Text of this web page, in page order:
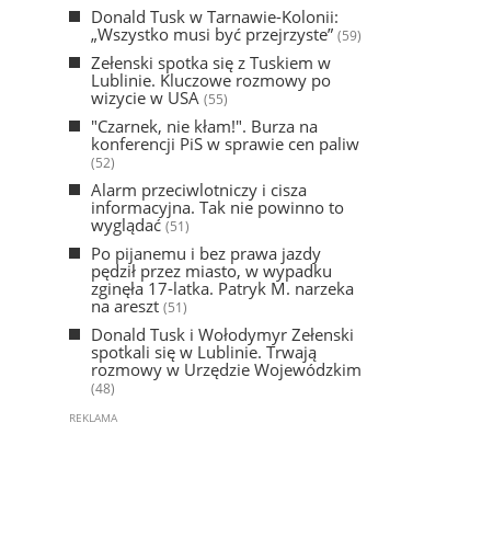
Donald Tusk w Tarnawie-Kolonii:
„Wszystko musi być przejrzyste” (59)
Zełenski spotka się z Tuskiem w
Lublinie. Kluczowe rozmowy po
wizycie w USA (55)
"Czarnek, nie kłam!". Burza na
konferencji PiS w sprawie cen paliw
(52)
Alarm przeciwlotniczy i cisza
informacyjna. Tak nie powinno to
wyglądać(51)
Po pijanemu i bez prawa jazdy
pędził przez miasto, w wypadku
zginęła 17-latka. Patryk M. narzeka
na areszt (51)
Donald Tusk i Wołodymyr Zełenski
spotkali się w Lublinie. Trwają
rozmowy w Urzędzie Wojewódzkim
(48)